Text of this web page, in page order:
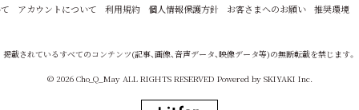
アカウントについて 利用規約 個人情報保護方針 お客さまへのお願い 推奨環境
掲載されているすべてのコンテンツ(記事、画像、音声データ、映像データ等)の無断転載を禁じます。
© 2026 Cho_Q_May ALL RIGHTS RESERVED Powered by SKIYAKI Inc.